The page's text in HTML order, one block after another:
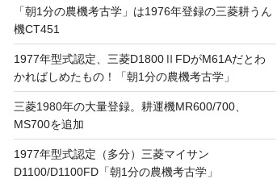
「朝1分の農機考古学」は1976年登録の三菱耕うん
機CT451
1977年型式認定、三菱D1800ⅡFDがM61Aだとわ
かればしめたもの！「朝1分の農機考古学」
三菱1980年の大量登録。耕運機MR600/700、
MS700を追加
1977年型式認定（多分）三菱マイサン
D1100/D1100FD「朝1分の農機考古学」